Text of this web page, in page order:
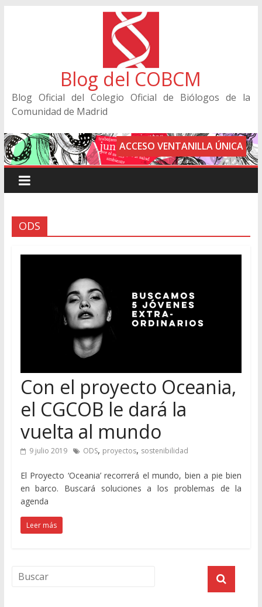
Blog del COBCM
Blog Oficial del Colegio Oficial de Biólogos de la
Comunidad de Madrid
ACCESO VENTANILLA ÚNICA
ODS
Con el proyecto Oceania,
el CGCOB le dará la
vuelta al mundo
9 julio 2019 ODS, proyectos, sostenibilidad
El Proyecto ‘Oceania’ recorrerá el mundo, bien a pie bien
en barco. Buscará soluciones a los problemas de la
agenda
Leer más